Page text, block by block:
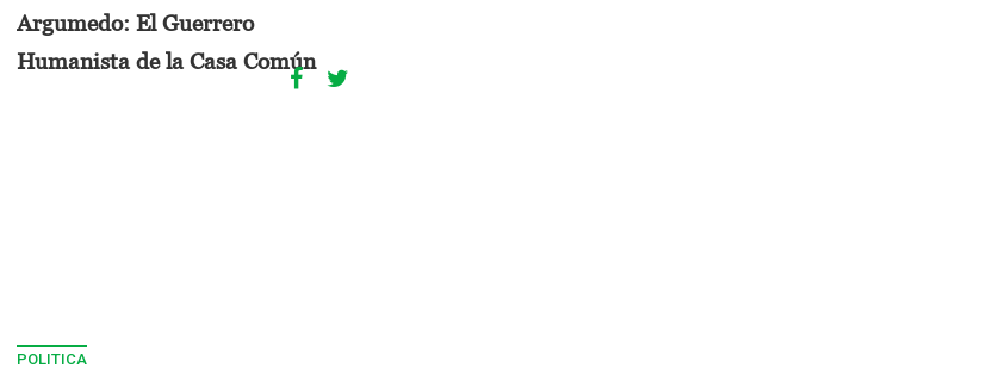
Argumedo: El Guerrero
Humanista de la Casa Común
POLITICA